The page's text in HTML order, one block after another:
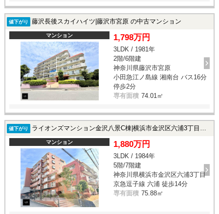
値下がり 藤沢長後スカイハイツ|藤沢市宮原 の中古マンション
マンション 1,798万円
3LDK / 1981年
2階/6階建
神奈川県藤沢市宮原
小田急江ノ島線 湘南台 バス16分
停歩2分
専有面積 74.01㎡
値下がり ライオンズマンション金沢八景C棟|横浜市金沢区六浦3丁目の中古マンション
マンション 1,880万円
3LDK / 1984年
5階/7階建
神奈川県横浜市金沢区六浦3丁目
京急逗子線 六浦 徒歩14分
専有面積 75.88㎡